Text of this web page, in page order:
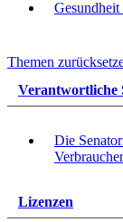
Gesundheit
Themen
Verantwortliche
Die
Lizenzen